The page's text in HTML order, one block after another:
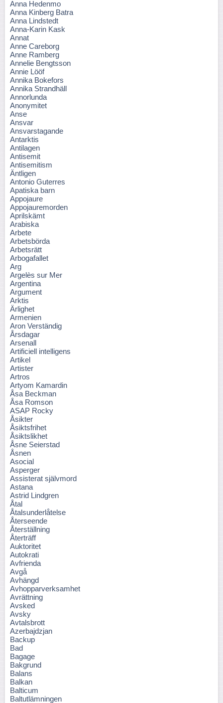
Anna Hedenmo
Anna Kinberg Batra
Anna Lindstedt
Anna-Karin Kask
Annat
Anne Careborg
Anne Ramberg
Annelie Bengtsson
Annie Lööf
Annika Bokefors
Annika Strandhäll
Annorlunda
Anonymitet
Anse
Ansvar
Ansvarstagande
Antarktis
Antilagen
Antisemit
Antisemitism
Äntligen
Antonio Guterres
Apatiska barn
Appojaure
Appojauremorden
Aprilskämt
Arabiska
Arbete
Arbetsbörda
Arbetsrätt
Arbogafallet
Arg
Argelès sur Mer
Argentina
Argument
Arktis
Ärlighet
Armenien
Aron Verständig
Årsdagar
Arsenall
Artificiell intelligens
Artikel
Artister
Artros
Artyom Kamardin
Åsa Beckman
Åsa Romson
ASAP Rocky
Åsikter
Åsiktsfrihet
Åsiktslikhet
Åsne Seierstad
Åsnen
Asocial
Asperger
Assisterat självmord
Astana
Astrid Lindgren
Åtal
Åtalsunderlåtelse
Återseende
Återställning
Återträff
Auktoritet
Autokrati
Avfrienda
Avgå
Avhängd
Avhopparverksamhet
Avrättning
Avsked
Avsky
Avtalsbrott
Azerbajdzjan
Backup
Bad
Bagage
Bakgrund
Balans
Balkan
Balticum
Baltutlämningen